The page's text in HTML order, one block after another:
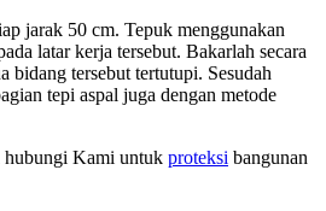
jarak 50 cm. Tepuk menggunakan
latar kerja tersebut. Bakarlah secara
bidang tersebut tertutupi. Sesudah
tepi aspal juga dengan metode
hubungi Kami untuk proteksi bangunan